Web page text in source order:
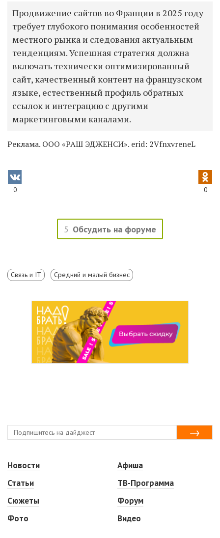
Продвижение сайтов во Франции в 2025 году
требует глубокого понимания особенностей
местного рынка и следования актуальным
тенденциям. Успешная стратегия должна
включать технически оптимизированный
сайт, качественный контент на французском
языке, естественный профиль обратных
ссылок и интеграцию с другими
маркетинговыми каналами.
Реклама. ООО «РАШ ЭДЖЕНСИ». erid: 2VfnxvreneL
0 0
5 Обсудить на форуме
Связь и IT Средний и малый бизнес
Новости
Статьи
Сюжеты
Фото
Афиша
ТВ-Программа
Форум
Видео